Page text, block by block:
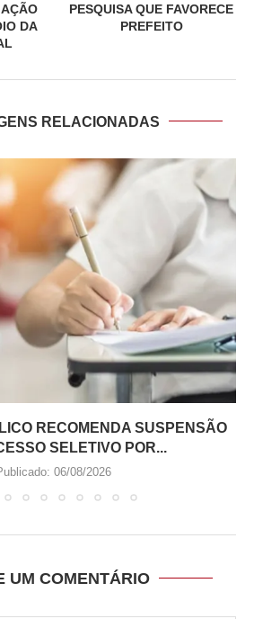
DA
PESQUISA QUE FAVORECE
PREFEITO
RELACIONADAS
RECOMENDA SUSPENSÃO
SELETIVO POR...
06/08/2026
UM COMENTÁRIO